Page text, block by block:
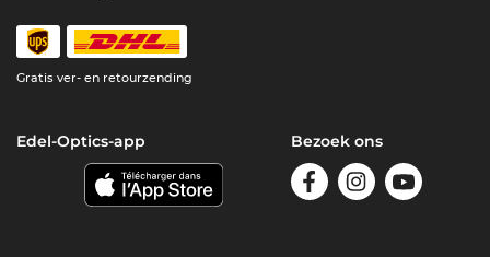
Gratis ver- en retourzending
Edel-Optics-app Bezoek ons